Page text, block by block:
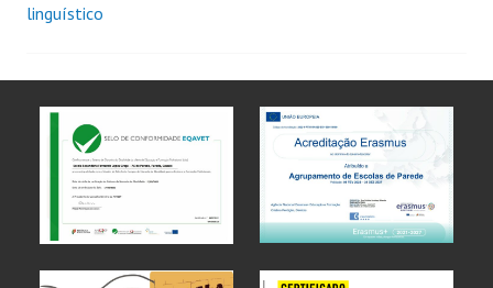
linguístico